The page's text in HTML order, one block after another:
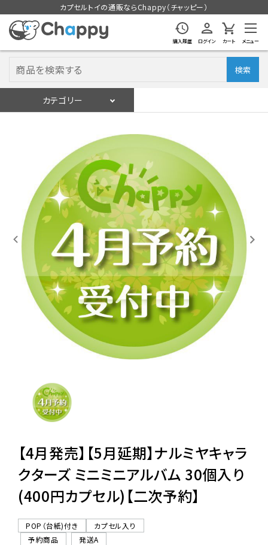
カプセルトイの通販ならChappy（チャッピー）
購入履歴 ログイン カート メニュー
検索
カテゴリー
入荷スケジュールをチェック
カプセルトイマシン本体
カプセルトイ
販促用空カプセル
レンタル
景品・玩具・文具
販促用カプセルトイ
ご利用ガイド
06-6282-7659
【4月発売】【5月延期】ナルミヤキャラ
クターズ ミニミニアルバム 30個入り
(400円カプセル)【二次予約】
POP（台紙)付き
カプセル入り
予約商品
発送A